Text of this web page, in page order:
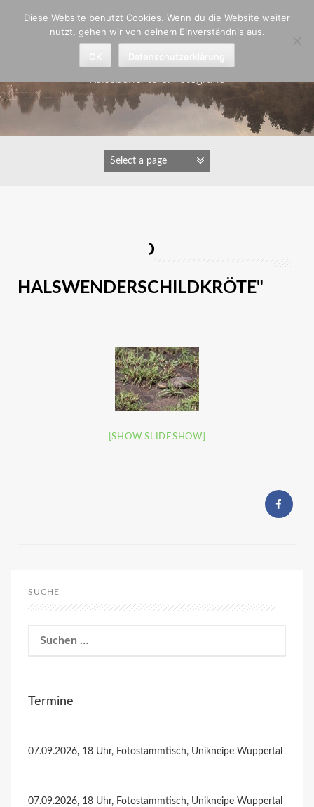
Astrid Padberg
Reiseberichte & Fotografie
IMAGES TAGGED
HALSWENDERSCHILDKRÖTE"
[SHOW SLIDESHOW]
SUCHE
nach:
Termine
07.09.2026, 18 Uhr, Fotostammtisch, Unikneipe Wuppertal
07.09.2026, 18 Uhr, Fotostammtisch, Unikneipe Wuppertal
Diese Website benutzt Cookies. Wenn du die Website weiter
nutzt, gehen wir von deinem Einverständnis aus.